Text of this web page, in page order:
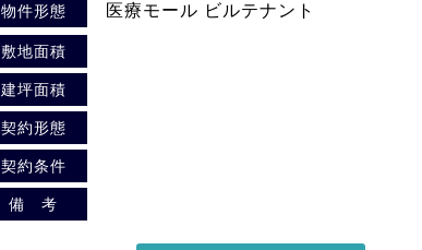
物件形態 医療モール ビルテナント
敷地面積
建坪面積
契約形態
契約条件
備 考